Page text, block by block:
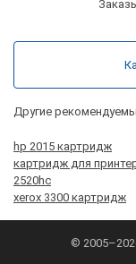
Другие
hp 2015 картридж
картридж для
2520hc
xerox 3300 картридж
©